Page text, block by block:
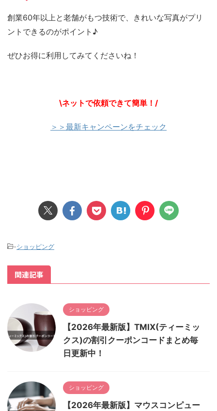
創業60年以上と老舗がもつ技術で、きれいな写真がプリ
ントできるのがポイント♪
ぜひお得に利用してみてくださいね！
\ネットで依頼できて簡単！/
＞＞最新キャンペーンをチェック
-ショッピング
関連記事
ショッピング
【2026年最新版】TMIX(ティーミッ
クス)の割引クーポンコードまとめ毎
日更新中！
ショッピング
【2026年最新版】マウスコンピュー